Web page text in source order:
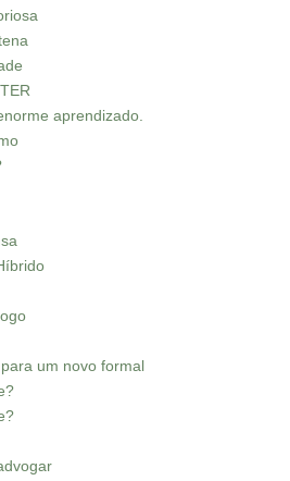
aprendizado.
um novo formal